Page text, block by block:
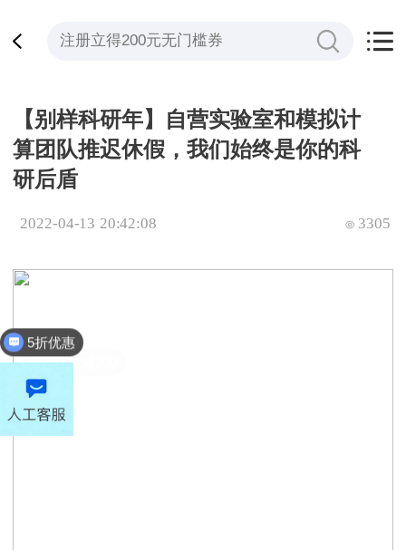
【别样科研年】自营实验室和模拟计
算团队推迟休假，我们始终是你的科
研后盾
2022-04-13 20:42:08 3305
全平台立减200